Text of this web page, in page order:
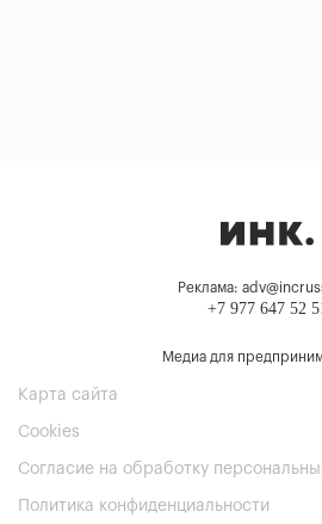
Реклама:
+7 977 647 52
Медиа для
Карта сайта
Cookies
Согласие на обработку
Политика конфиденциальности